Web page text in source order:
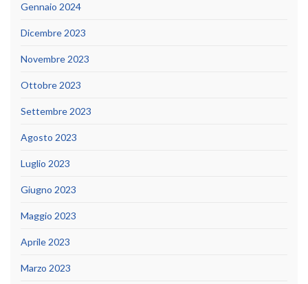
Gennaio 2024
Dicembre 2023
Novembre 2023
Ottobre 2023
Settembre 2023
Agosto 2023
Luglio 2023
Giugno 2023
Maggio 2023
Aprile 2023
Marzo 2023